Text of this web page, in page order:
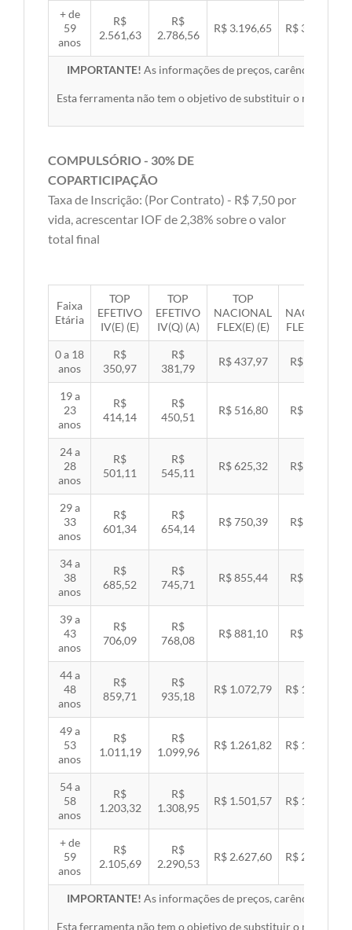
+ de
59
anos
R$
2.561,63
R$
2.786,56
R$ 3.196,65 R$ 3.294,10
IMPORTANTE! As informações de preços, carências,
Esta ferramenta não tem o objetivo de substituir o material
COMPULSÓRIO - 30% DE
COPARTICIPAÇÃO
Taxa de Inscrição: (Por Contrato) - R$ 7,50 por
vida, acrescentar IOF de 2,38% sobre o valor
total final
Faixa
Etária
TOP
EFETIVO
IV(E) (E)
TOP
EFETIVO
IV(Q) (A)
TOP
NACIONAL
FLEX(E) (E)
NACIONAL
FLEX(Q) (A)
0 a 18
anos
R$
350,97
R$
381,79
R$ 437,97 R$ 451,33
19 a
23
anos
R$
414,14
R$
450,51
R$ 516,80 R$ 532,57
24 a
28
anos
R$
501,11
R$
545,11
R$ 625,32 R$ 644,40
29 a
33
anos
R$
601,34
R$
654,14
R$ 750,39 R$ 773,29
34 a
38
anos
R$
685,52
R$
745,71
R$ 855,44 R$ 881,54
39 a
43
anos
R$
706,09
R$
768,08
R$ 881,10 R$ 907,99
44 a
48
anos
R$
859,71
R$
935,18
R$ 1.072,79 R$ 1.105,53
49 a
53
anos
R$
1.011,19
R$
1.099,96
R$ 1.261,82 R$ 1.300,32
54 a
58
anos
R$
1.203,32
R$
1.308,95
R$ 1.501,57 R$ 1.547,38
+ de
59
anos
R$
2.105,69
R$
2.290,53
R$ 2.627,60 R$ 2.707,76
IMPORTANTE! As informações de preços, carências,
Esta ferramenta não tem o objetivo de substituir o material